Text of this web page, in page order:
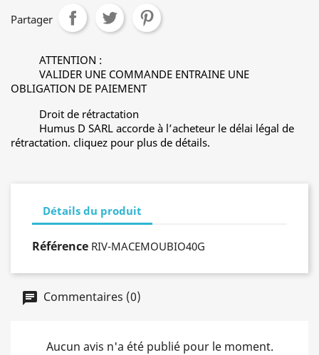
Partager
ATTENTION :
VALIDER UNE COMMANDE ENTRAINE UNE
OBLIGATION DE PAIEMENT
Droit de rétractation
Humus D SARL accorde à l’acheteur le délai légal de
rétractation. cliquez pour plus de détails.
Détails du produit
Référence RIV-MACEMOUBIO40G
Commentaires (0)
Aucun avis n'a été publié pour le moment.